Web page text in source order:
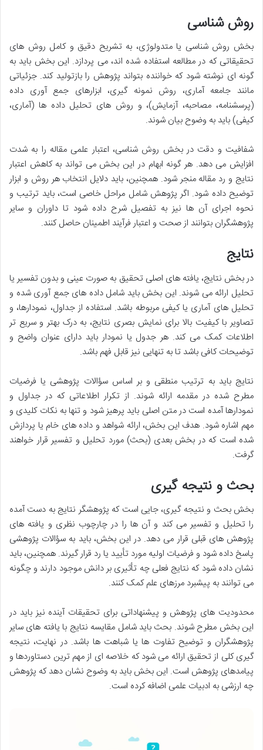
روش شناسی
بخش روش شناسی یا متدولوژی، به تشریح دقیق و کامل روش های
تحقیقاتی که در مطالعه استفاده شده اند، می پردازد. این بخش باید به
گونه ای نوشته شود که خواننده بتواند پژوهش را بازتولید کند. جزئیاتی
مانند جامعه آماری، روش نمونه گیری، ابزارهای جمع آوری داده
(پرسشنامه، مصاحبه، آزمایش)، و روش های تحلیل داده ها (آماری،
کیفی) باید به وضوح بیان شوند.
شفافیت و دقت در بخش روش شناسی، اعتبار علمی مقاله را به شدت
افزایش می دهد. هر گونه ابهام در این بخش می تواند به کاهش اعتبار
نتایج و رد مقاله منجر شود. همچنین، باید دلایل انتخاب هر روش و ابزار
توضیح داده شود. اگر پژوهش شامل مراحل خاصی است، باید ترتیب و
نحوه اجرای آن ها نیز به تفصیل شرح داده شود تا داوران و سایر
پژوهشگران بتوانند از صحت و اعتبار فرآیند اطمینان حاصل کنند.
نتایج
در بخش نتایج، یافته های اصلی تحقیق به صورت عینی و بدون تفسیر یا
تحلیل ارائه می شوند. این بخش باید شامل داده های جمع آوری شده و
تحلیل های آماری یا کیفی مربوطه باشد. استفاده از جداول، نمودارها، و
تصاویر با کیفیت بالا برای نمایش بصری نتایج، به درک بهتر و سریع تر
اطلاعات کمک می کند. هر جدول یا نمودار باید دارای عنوان واضح و
توضیحات کافی باشد تا به تنهایی نیز قابل فهم باشد.
نتایج باید به ترتیب منطقی و بر اساس سؤالات پژوهشی یا فرضیات
مطرح شده در مقدمه ارائه شوند. از تکرار اطلاعاتی که در جداول و
نمودارها آمده است در متن اصلی باید پرهیز شود و تنها به نکات کلیدی و
مهم اشاره شود. هدف این بخش، ارائه شواهد و داده های خام یا پردازش
شده است که در بخش بعدی (بحث) مورد تحلیل و تفسیر قرار خواهند
گرفت.
بحث و نتیجه گیری
بخش بحث و نتیجه گیری، جایی است که پژوهشگر نتایج به دست آمده
را تحلیل و تفسیر می کند و آن ها را در چارچوب نظری و یافته های
پژوهش های قبلی قرار می دهد. در این بخش، باید به سؤالات پژوهشی
پاسخ داده شود و فرضیات اولیه مورد تأیید یا رد قرار گیرند. همچنین، باید
نشان داده شود که نتایج فعلی چه تأثیری بر دانش موجود دارند و چگونه
می توانند به پیشبرد مرزهای علم کمک کنند.
محدودیت های پژوهش و پیشنهاداتی برای تحقیقات آینده نیز باید در
این بخش مطرح شوند. بحث باید شامل مقایسه نتایج با یافته های سایر
پژوهشگران و توضیح تفاوت ها یا شباهت ها باشد. در نهایت، نتیجه
گیری کلی از تحقیق ارائه می شود که خلاصه ای از مهم ترین دستاوردها و
پیامدهای پژوهش است. این بخش باید به وضوح نشان دهد که پژوهش
چه ارزشی به ادبیات علمی اضافه کرده است.